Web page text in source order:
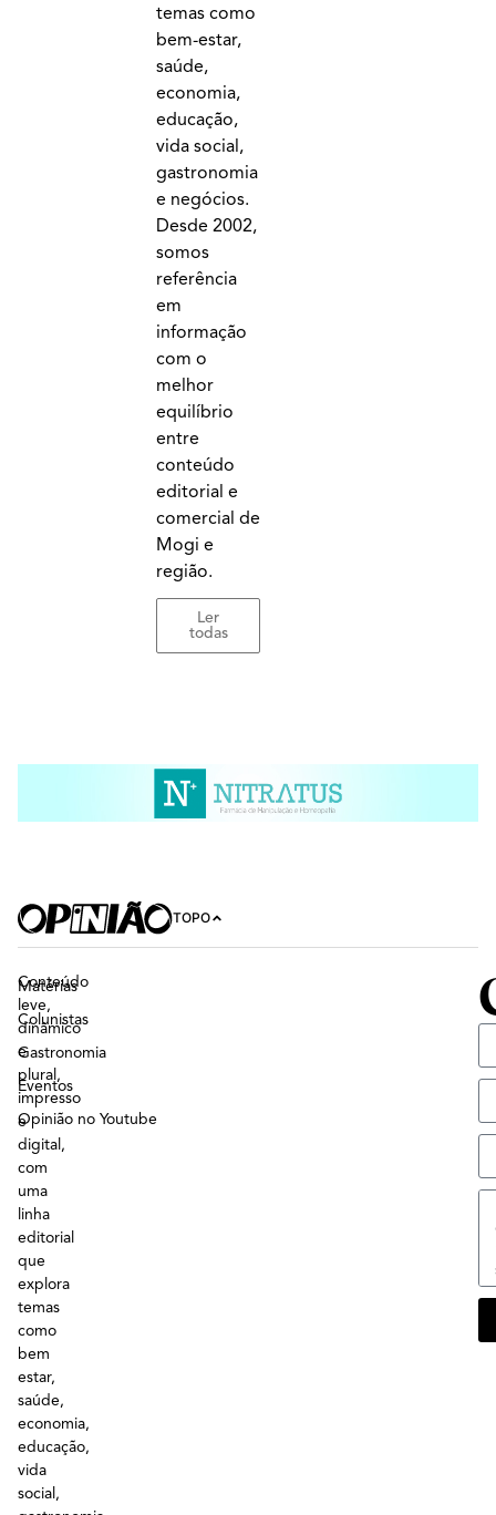
temas como
bem-estar,
saúde,
economia,
educação,
vida social,
gastronomia
e negócios.
Desde 2002,
somos
referência
em
informação
com o
melhor
equilíbrio
entre
conteúdo
editorial e
comercial de
Mogi e
região.
Ler
todas
TOPO
Conteúdo
leve,
dinâmico
e
plural,
impresso
e
digital,
com
uma
linha
editorial
que
explora
temas
como
bem
estar,
saúde,
economia,
educação,
vida
social,
Matérias
Colunistas
Gastronomia
Eventos
Opinião no Youtube